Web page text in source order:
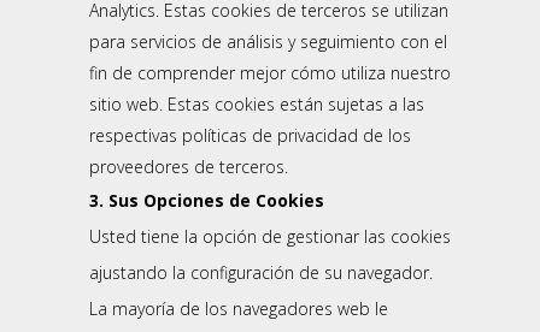
Analytics. Estas cookies de terceros se utilizan
para servicios de análisis y seguimiento con el
fin de comprender mejor cómo utiliza nuestro
sitio web. Estas cookies están sujetas a las
respectivas políticas de privacidad de los
proveedores de terceros.
3. Sus Opciones de Cookies
Usted tiene la opción de gestionar las cookies
ajustando la configuración de su navegador.
La mayoría de los navegadores web le